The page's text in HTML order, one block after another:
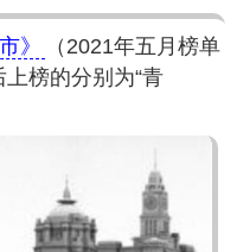
》
（2021年五月榜单
上榜的分别为“青